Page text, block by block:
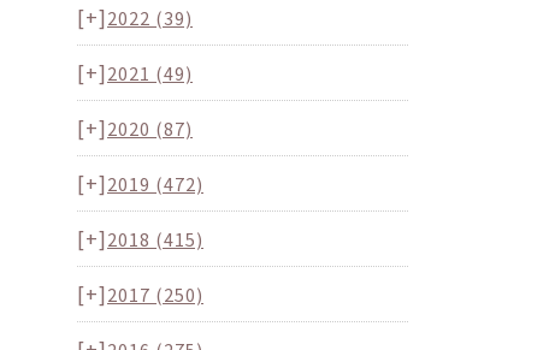
[+]2022 (39)
[+]2021 (49)
[+]2020 (87)
[+]2019 (472)
[+]2018 (415)
[+]2017 (250)